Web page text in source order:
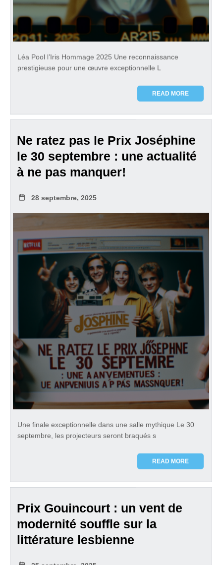
Léa Pool l’Iris Hommage 2025 Une reconnaissance
prestigieuse pour une œuvre exceptionnelle L
READ MORE
Ne ratez pas le Prix Joséphine
le 30 septembre : une actualité
à ne pas manquer!
28 septembre, 2025
Une finale exceptionnelle dans une salle mythique Le 30
septembre, les projecteurs seront braqués s
READ MORE
Prix Gouincourt : un vent de
modernité souffle sur la
littérature lesbienne